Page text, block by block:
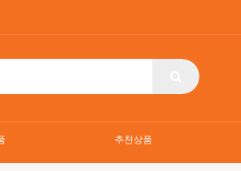
추천상품